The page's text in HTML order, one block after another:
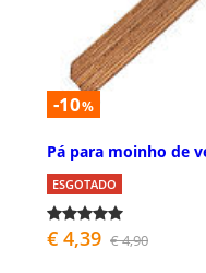
-10%
Pá para moinho de
ESGOTADO
€ 4,39 € 4,90